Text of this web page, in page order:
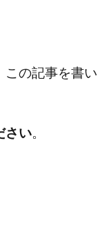
この記事を書い
さい。